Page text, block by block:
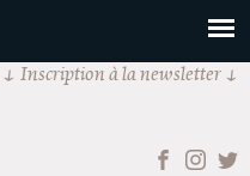
Inscription à la newsletter